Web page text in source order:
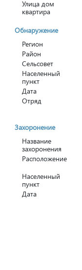
Улица дом
квартира
Обнаружение
Регион
Район
Сельсовет
Населенный
пункт
Дата
Отряд
Захоронение
Название
захоронения
Расположение
Населенный
пункт
Дата